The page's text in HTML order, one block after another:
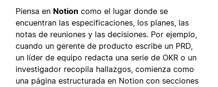
Piensa en Notion como el lugar donde se
encuentran las especificaciones, los planes, las
notas de reuniones y las decisiones. Por ejemplo,
cuando un gerente de producto escribe un PRD,
un líder de equipo redacta una serie de OKR o un
investigador recopila hallazgos, comienza como
una página estructurada en Notion con secciones